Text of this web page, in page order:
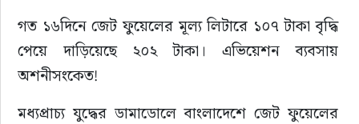
গত ১৬দিনে জেট ফুয়েলের মূল্য লিটারে ১০৭ টাকা বৃদ্ধি
পেয়ে দাড়িয়েছে ২০২ টাকা। এভিয়েশন ব্যবসায়
অশনীসংকেত!
মধ্যপ্রাচ্য যুদ্ধের ডামাডোলে বাংলাদেশে জেট ফুয়েলের